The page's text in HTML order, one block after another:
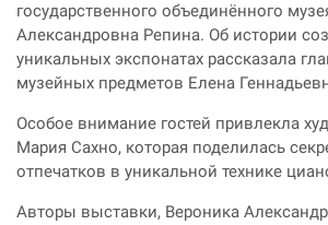
государственного объединённого
Александровна Репина. Об истории
уникальных экспонатах рассказала
музейных предметов Елена
Особое внимание гостей привлекла
Мария Сахно, которая поделилась
отпечатков в уникальной технике
Авторы выставки, Вероника